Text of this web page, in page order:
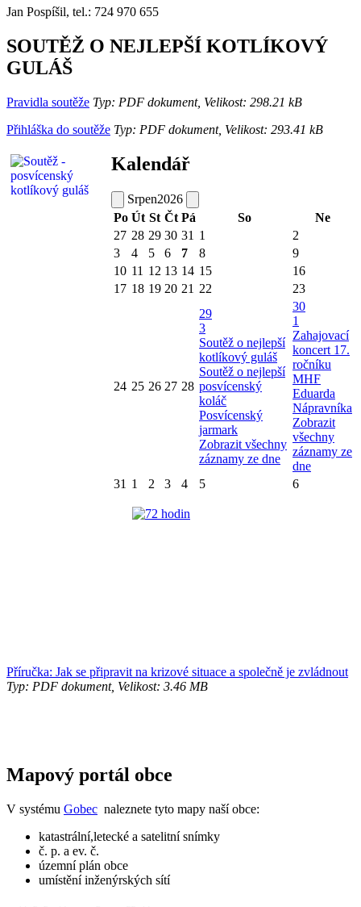
Jan Pospíšil, tel.: 724 970 655
SOUTĚŽ O NEJLEPŠÍ KOTLÍKOVÝ
GULÁŠ
Pravidla soutěže Typ: PDF dokument, Velikost: 298.21 kB
Přihláška do soutěže Typ: PDF dokument, Velikost: 293.41 kB
Kalendář
Srpen2026
Po Út St Čt Pá So
Ne
27 28 29 30 31 1
2
3
4 5 6 7 8
9
10 11 12 13 14 15
16
17 18 19 20 21 22 23
24 25 26 27 28
29
3
Soutěž o nejlepší
kotlíkový guláš
Soutěž o nejlepší
posvícenský
koláč
Posvícenský
jarmark
Zobrazit všechny
záznamy ze dne
30
1
Zahajovací
koncert 17.
ročníku
MHF
Eduarda
Nápravníka
Zobrazit
všechny
záznamy ze
dne
31 1 2 3 4 5 6
Příručka: Jak se připravit na krizové situace a společně je zvládnout
Typ: PDF dokument, Velikost: 3.46 MB
Mapový portál obce
V systému Gobec naleznete tyto mapy naší obce:
katastrální,letecké a satelitní snímky
č. p. a ev. č.
územní plán obce
umístění inženýrských sítí